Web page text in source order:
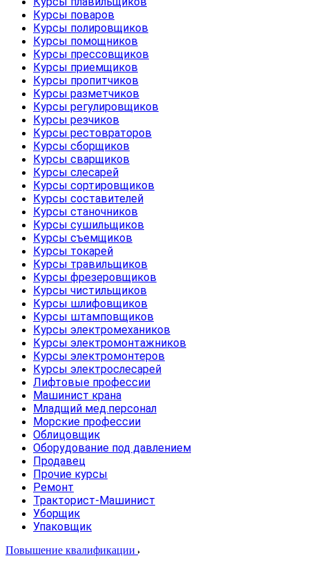
Курсы поваров
Курсы полировщиков
Курсы помощников
Курсы прессовщиков
Курсы приемщиков
Курсы пропитчиков
Курсы разметчиков
Курсы регулировщиков
Курсы резчиков
Курсы рестовраторов
Курсы сборщиков
Курсы сварщиков
Курсы слесарей
Курсы сортировщиков
Курсы составителей
Курсы станочников
Курсы сушильщиков
Курсы съемщиков
Курсы токарей
Курсы травильщиков
Курсы фрезеровщиков
Курсы чистильщиков
Курсы шлифовщиков
Курсы штамповщиков
Курсы электромехаников
Курсы электромонтажников
Курсы электромонтеров
Курсы электрослесарей
Лифтовые профессии
Машинист крана
Младщий мед.персонал
Морские профессии
Облицовщик
Оборудование под давлением
Продавец
Прочие курсы
Ремонт
Тракторист-Машинист
Уборщик
Упаковщик
Повышение квалификации